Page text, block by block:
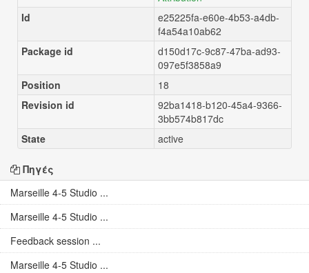
Id
e25225fa-e60e-4b53-a4db-
f4a54a10ab62
Package id
d150d17c-9c87-47ba-ad93-
097e5f3858a9
Position
18
Revision id
92ba1418-b120-45a4-9366-
3bb574b817dc
State
active
Πηγές
Marseille 4-5 Studio ...
Marseille 4-5 Studio ...
Feedback session ...
Marseille 4-5 Studio ...